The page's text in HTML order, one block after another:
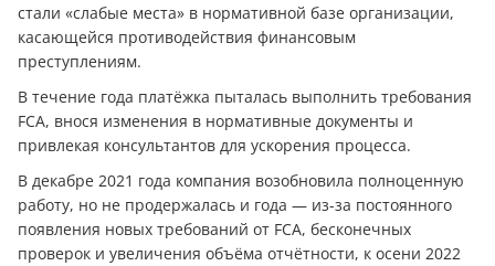
стали «слабые места» в нормативной базе организации,
касающейся противодействия финансовым
преступлениям.
В течение года платёжка пыталась выполнить требования
FCA, внося изменения в нормативные документы и
привлекая консультантов для ускорения процесса.
В декабре 2021 года компания возобновила полноценную
работу, но не продержалась и года — из-за постоянного
появления новых требований от FCA, бесконечных
проверок и увеличения объёма отчётности, к осени 2022